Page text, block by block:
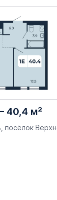
40,4 м²
посёлок